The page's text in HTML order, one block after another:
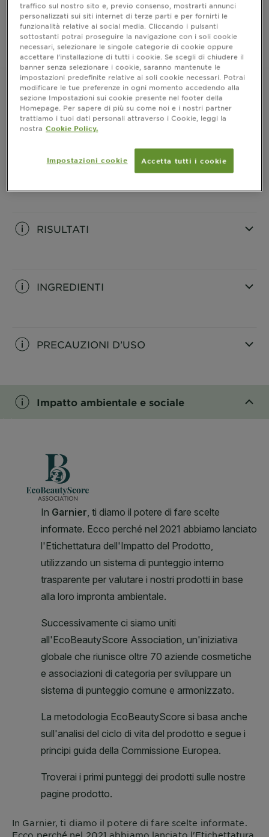
ACQUISTA ORA
Dove acquistare
INFORMAZIONI PRODOTTO
RISULTATI
INGREDIENTI
PRECAUZIONI D’USO
Impatto ambientale e sociale
In Garnier, ti diamo il potere di fare scelte informate.
traffico sul nostro sito e, previo consenso, mostrarti annunci
personalizzati sui siti internet di terze parti e per fornirti le
funzionalità relative ai social media. Cliccando i pulsanti
sottostanti potrai proseguire la navigazione con i soli cookie
necessari, selezionare le singole categorie di cookie oppure
accettare l’installazione di tutti i cookie. Se scegli di chiudere il
banner senza selezionare i cookie, saranno mantenute le
impostazioni predefinite relative ai soli cookie necessari. Potrai
modificare le tue preferenze in ogni momento accedendo alla
sezione Impostazioni sui cookie presente nel footer della
Homepage. Per sapere di più su come noi e i nostri partner
trattiamo i tuoi dati personali attraverso i Cookie, leggi la
nostra Cookie Policy.
Impostazioni cookie Accetta tutti i cookie